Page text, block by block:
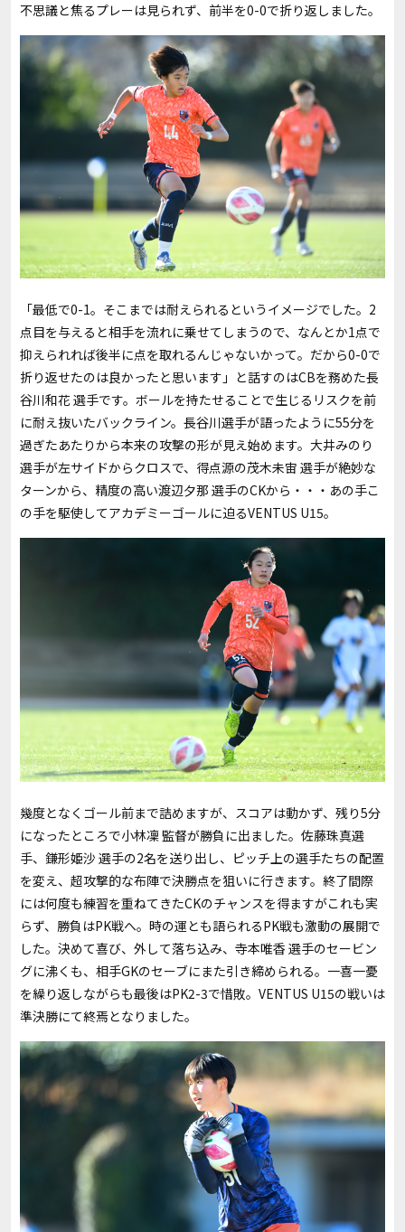
不思議と焦るプレーは見られず、前半を0-0で折り返しました。
「最低で0-1。そこまでは耐えられるというイメージでした。 2
点目を与えると相手を流れに乗せてしまうので、なんとか1点で
抑えられれば後半に点を取れるんじゃないかって。だから0-0で
折り返せたのは良かったと思います」と話すのはCBを務めた長
谷川和花 選手です。ボールを持たせることで生じるリスクを前
に耐え抜いたバックライン。長谷川選手が語ったように55分を
過ぎたあたりから本来の攻撃の形が見え始めます。大井みのり
選手が左サイドからクロスで、得点源の茂木未宙 選手が絶妙な
ターンから、精度の高い渡辺夕那 選手のCKから・・・あの手こ
の手を駆使してアカデミーゴールに迫るVENTUS U15。
幾度となくゴール前まで詰めますが、スコアは動かず、残り5分
になったところで小林凜 監督が勝負に出ました。佐藤珠真選
手、鎌形姫沙 選手の2名を送り出し、ピッチ上の選手たちの配置
を変え、超攻撃的な布陣で決勝点を狙いに行きます。終了間際
には何度も練習を重ねてきたCKのチャンスを得ますがこれも実
らず、勝負はPK戦へ。時の運とも語られるPK戦も激動の展開で
した。決めて喜び、外して落ち込み、寺本唯香 選手のセービン
グに沸くも、相手GKのセーブにまた引き締められる。一喜一憂
を繰り返しながらも最後はPK2-3で惜敗。 VENTUS U15の戦いは
準決勝にて終焉となりました。